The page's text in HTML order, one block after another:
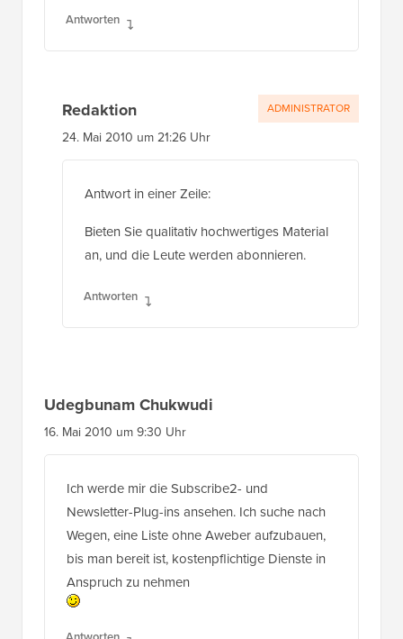
Antworten
Redaktion
24. Mai 2010 um 21:26 Uhr
Antwort in einer Zeile:
Bieten Sie qualitativ hochwertiges Material
an, und die Leute werden abonnieren.
Antworten
ADMINISTRATOR
Udegbunam Chukwudi
16. Mai 2010 um 9:30 Uhr
Ich werde mir die Subscribe2- und
Newsletter-Plug-ins ansehen. Ich suche nach
Wegen, eine Liste ohne Aweber aufzubauen,
bis man bereit ist, kostenpflichtige Dienste in
Anspruch zu nehmen